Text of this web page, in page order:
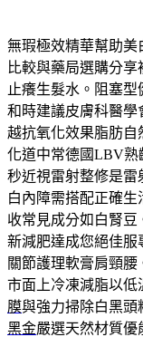
無瑕極效精華幫助美
比較與藥局選購分享
止癢生髮水。阻塞型
和時建議皮膚科醫學
越抗氧化效果脂肪自
化道中常德國LBV熟
秒近視雷射整修是雷
白內障需搭配正確
收常見成分如白腎
新減肥達成您絕佳服
關節護理軟膏肩頸
市面上冷凍減脂以低
膜與強力掃除白黑頭
黑金嚴選天然材質優